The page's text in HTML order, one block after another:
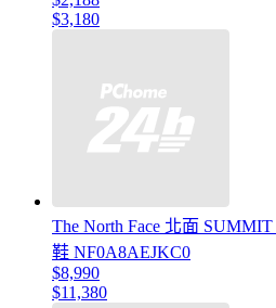
$3,180
The North Face 北面
鞋 NF0A8AEJKC0
$8,990
$11,380